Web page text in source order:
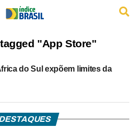
"App Store"
do Sul expõem limites da